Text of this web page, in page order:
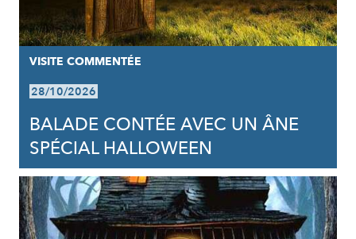
VISITE COMMENTÉE
28/10/2026
BALADE CONTÉE AVEC UN ÂNE
SPÉCIAL HALLOWEEN